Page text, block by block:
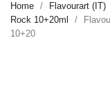
Home Flavourart (IT)
Rock 10+20ml
10+20